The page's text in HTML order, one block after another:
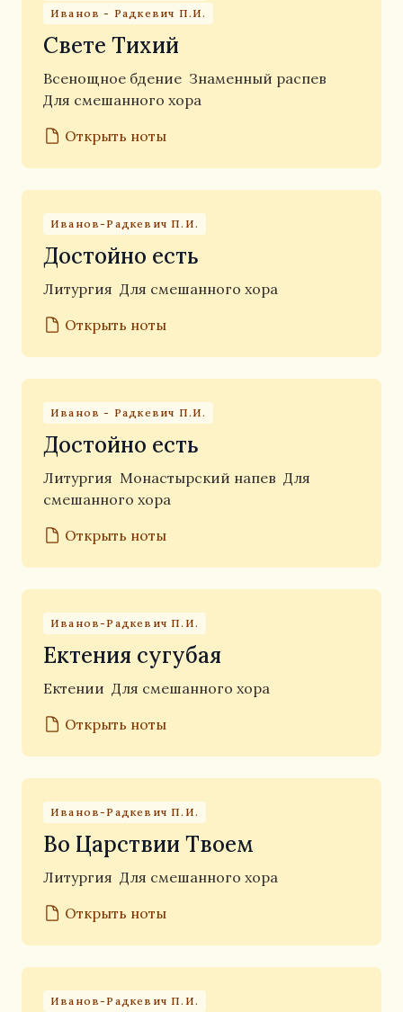
Иванов - Радкевич П.И.
Свете Тихий
Всенощное бдение Знаменный распев
Для смешанного хора
Открыть ноты
Иванов-Радкевич П.И.
Достойно есть
Литургия Для смешанного хора
Открыть ноты
Иванов - Радкевич П.И.
Достойно есть
Литургия Монастырский напев Для
смешанного хора
Открыть ноты
Иванов-Радкевич П.И.
Ектения сугубая
Ектении Для смешанного хора
Открыть ноты
Иванов-Радкевич П.И.
Во Царствии Твоем
Литургия Для смешанного хора
Открыть ноты
Иванов-Радкевич П.И.